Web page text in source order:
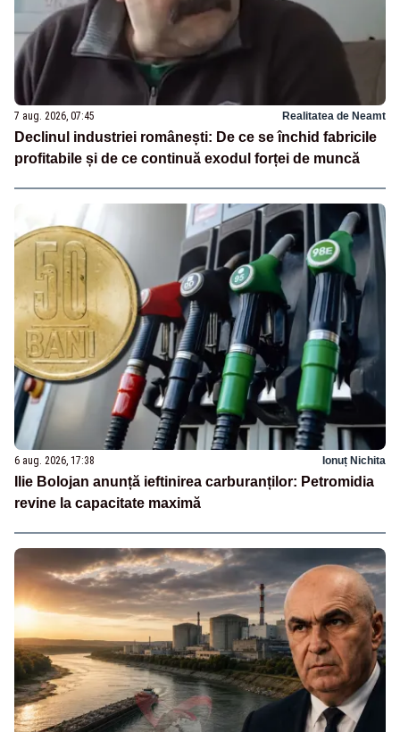
7 aug. 2026, 07:45 Realitatea de Neamt
Declinul industriei românești: De ce se închid fabricile
profitabile și de ce continuă exodul forței de muncă
6 aug. 2026, 17:38 Ionuț Nichita
Ilie Bolojan anunță ieftinirea carburanților: Petromidia
revine la capacitate maximă